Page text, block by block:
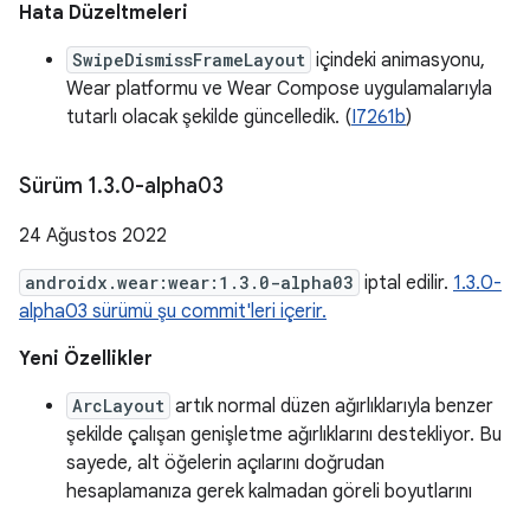
Hata Düzeltmeleri
SwipeDismissFrameLayout içindeki animasyonu,
Wear platformu ve Wear Compose uygulamalarıyla
tutarlı olacak şekilde güncelledik. (I7261b)
Sürüm 1.3.0-alpha03
24 Ağustos 2022
androidx.wear:wear:1.3.0-alpha03 iptal edilir. 1.3.0-
alpha03 sürümü şu commit'leri içerir.
Yeni Özellikler
ArcLayout artık normal düzen ağırlıklarıyla benzer
şekilde çalışan genişletme ağırlıklarını destekliyor. Bu
sayede, alt öğelerin açılarını doğrudan
hesaplamanıza gerek kalmadan göreli boyutlarını